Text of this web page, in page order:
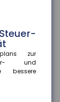
zur
und
bessere
hat neue